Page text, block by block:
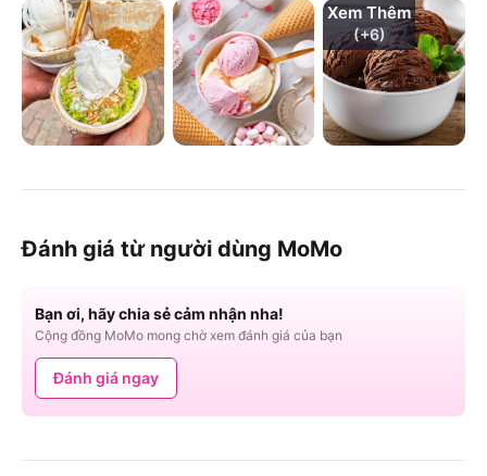
Xem Thêm
(+6)
Đánh giá từ người dùng MoMo
Bạn ơi, hãy chia sẻ cảm nhận nha!
Cộng đồng MoMo mong chờ xem đánh giá của bạn
Đánh giá ngay